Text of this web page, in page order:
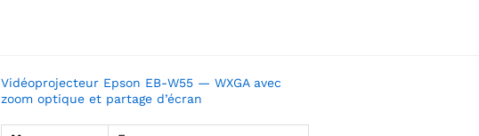
Vidéoprojecteur Epson EB-W55 — WXGA avec
zoom optique et partage d’écran